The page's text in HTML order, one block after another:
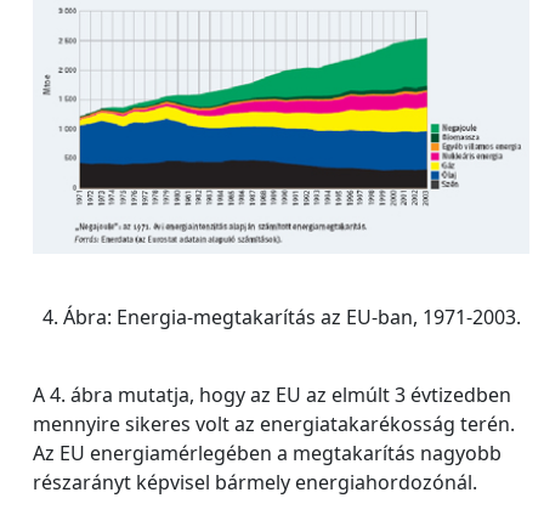
4. Ábra: Energia-megtakarítás az EU-ban, 1971-2003.
A 4. ábra mutatja, hogy az EU az elmúlt 3 évtizedben
mennyire sikeres volt az energiatakarékosság terén.
Az EU energiamérlegében a megtakarítás nagyobb
részarányt képvisel bármely energiahordozónál.